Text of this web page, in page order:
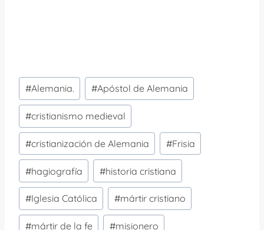
Etiquetas
de
la
entrada:
#Alemania. #Apóstol de Alemania
#cristianismo medieval
#cristianización de Alemania #Frisia
#hagiografía #historia cristiana
#Iglesia Católica #mártir cristiano
#mártir de la fe #misionero